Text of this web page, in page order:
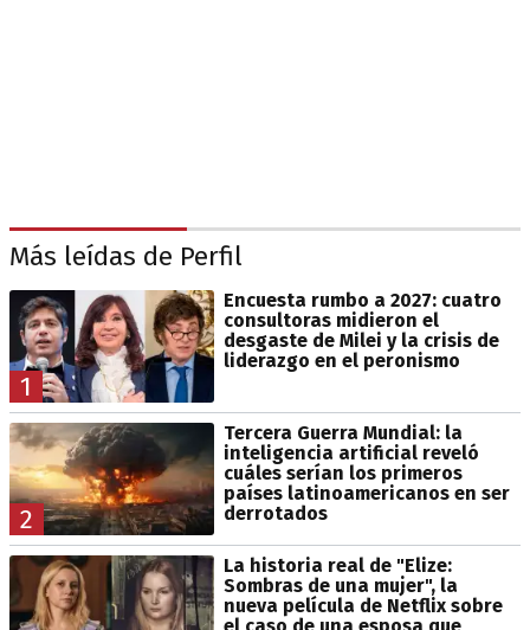
Más leídas de Perfil
1
Encuesta rumbo a 2027: cuatro
consultoras midieron el
desgaste de Milei y la crisis de
liderazgo en el peronismo
2
Tercera Guerra Mundial: la
inteligencia artificial reveló
cuáles serían los primeros
países latinoamericanos en ser
derrotados
La historia real de "Elize:
Sombras de una mujer", la
nueva película de Netflix sobre